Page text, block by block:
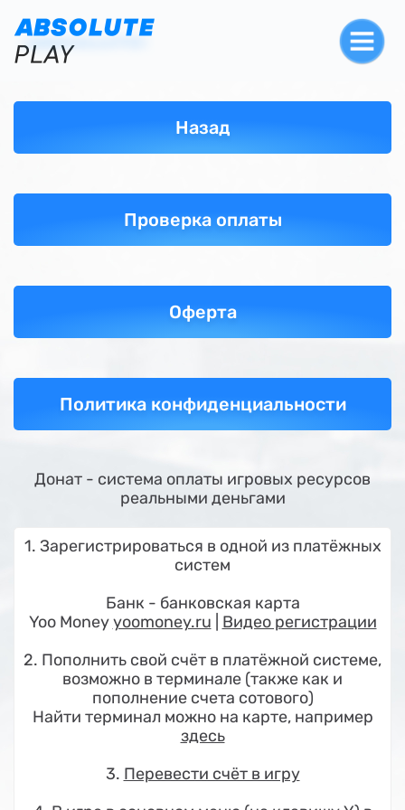
Назад
Проверка оплаты
Оферта
Политика конфиденциальности
Донат - система оплаты игровых ресурсов
реальными деньгами
1. Зарегистрироваться в одной из платёжных
систем
Банк - банковская карта
Yoo Moneyyoomoney.ru
Видео регистрации
2. Пополнить свой счёт в платёжной системе,
возможно в терминале (также как и
пополнение счета сотового)
Найти терминал можно на карте, например
здесь
3. Перевести счёт в игру